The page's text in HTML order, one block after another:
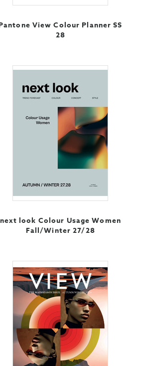
View Colour Planner SS
28
next look Colour Usage Women
Fall/Winter 27/28